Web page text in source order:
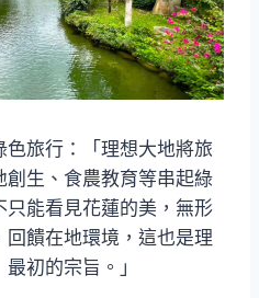
旅行：「理想大地將旅
生、食農教育等串起綠
能看見花蓮的美，無形
饋在地環境，這也是理
初的宗旨。」